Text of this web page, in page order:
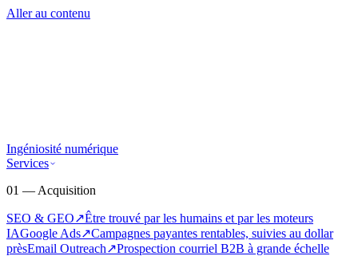
Aller au contenu
Ingéniosité numérique
Services
01 — Acquisition
SEO & GEO↗Être trouvé par les humains et par les moteurs
IAGoogle Ads↗Campagnes payantes rentables, suivies au dollar
prèsEmail Outreach↗Prospection courriel B2B à grande échelle